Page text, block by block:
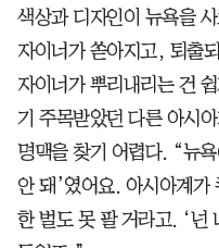
색상과 디자인이 뉴욕을
자이너가 쏟아지고, 퇴출
자이너가 뿌리내리는 건
기 주목받았던 다른 아시
명맥을 찾기 어렵다. “뉴
안 돼’였어요. 아시아계가
한 벌도 못 팔 거라고. ‘넌